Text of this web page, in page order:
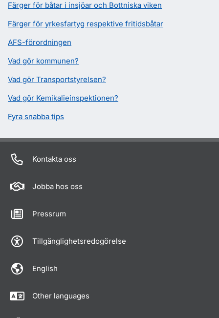
Färger för båtar i insjöar och Bottniska viken
Färger för yrkesfartyg respektive fritidsbåtar
AFS-förordningen
Vad gör kommunen?
Vad gör Transportstyrelsen?
Vad gör Kemikalieinspektionen?
Fyra snabba tips
Kontakta oss
Jobba hos oss
Pressrum
Tillgänglighetsredogörelse
English
Other languages